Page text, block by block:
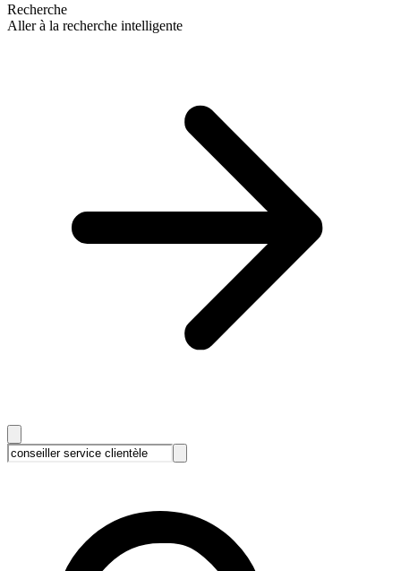
Recherche
Aller à la recherche intelligente